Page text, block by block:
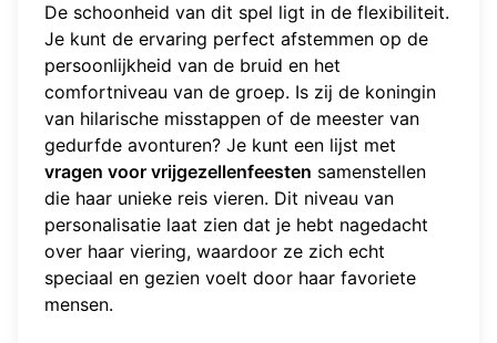
De schoonheid van dit spel ligt in de flexibiliteit.
Je kunt de ervaring perfect afstemmen op de
persoonlijkheid van de bruid en het
comfortniveau van de groep. Is zij de koningin
van hilarische misstappen of de meester van
gedurfde avonturen? Je kunt een lijst met
vragen voor vrijgezellenfeesten samenstellen
die haar unieke reis vieren. Dit niveau van
personalisatie laat zien dat je hebt nagedacht
over haar viering, waardoor ze zich echt
speciaal en gezien voelt door haar favoriete
mensen.